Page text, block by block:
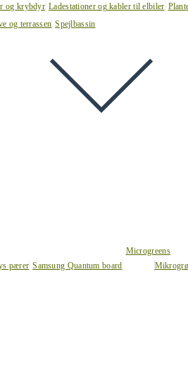
og krybdyr Ladestationer og kabler til elbiler
og terrassen Spejlbassin
pærer Samsung Quantum board
Microgreens